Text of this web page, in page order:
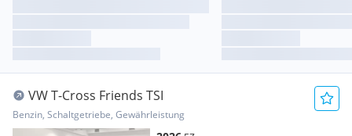
VW T-Cross Friends TSI
Benzin, Schaltgetriebe, Gewährleistung